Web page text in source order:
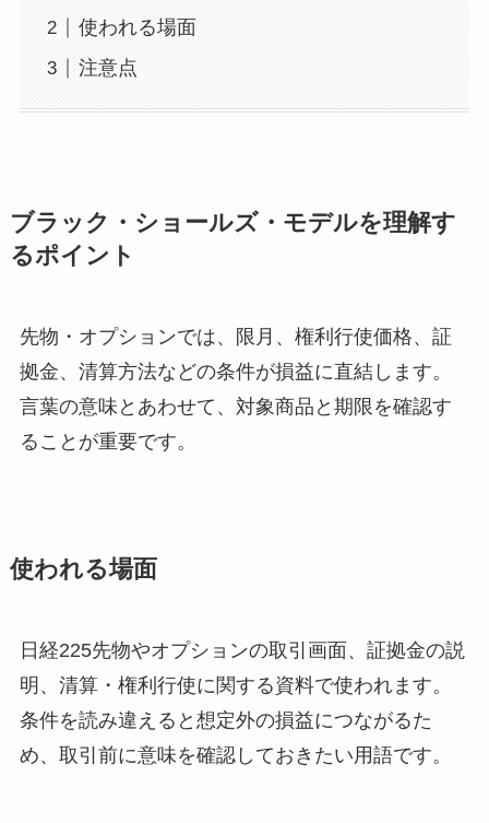
使われる場面
注意点
ブラック・ショールズ・モデルを理解す
るポイント
先物・オプションでは、限月、権利行使価格、証
拠金、清算方法などの条件が損益に直結します。
言葉の意味とあわせて、対象商品と期限を確認す
ることが重要です。
使われる場面
日経225先物やオプションの取引画面、証拠金の説
明、清算・権利行使に関する資料で使われます。
条件を読み違えると想定外の損益につながるた
め、取引前に意味を確認しておきたい用語です。